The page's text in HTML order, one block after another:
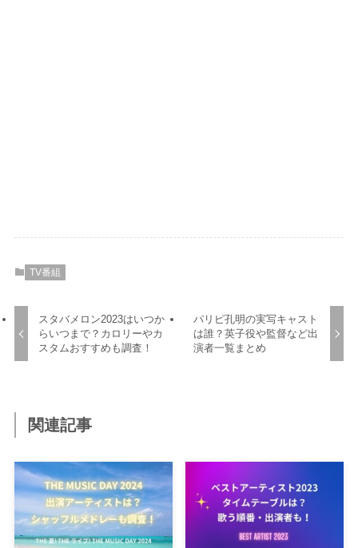
TV番組
スタバメロン2023はいつか
らいつまで？カロリーやカ
スタムおすすめも調査！
パリピ孔明の実写キャスト
は誰？英子役や監督など出
演者一覧まとめ
関連記事